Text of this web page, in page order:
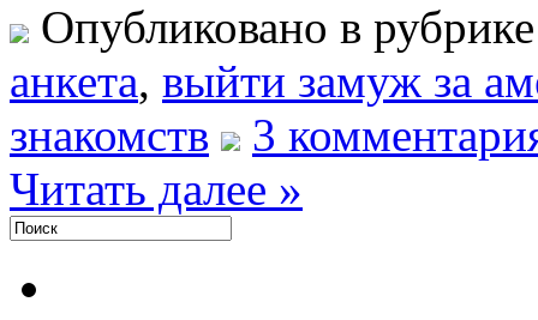
Опубликовано в
анкета, выйти замуж за
знакомств
3
Читать далее »